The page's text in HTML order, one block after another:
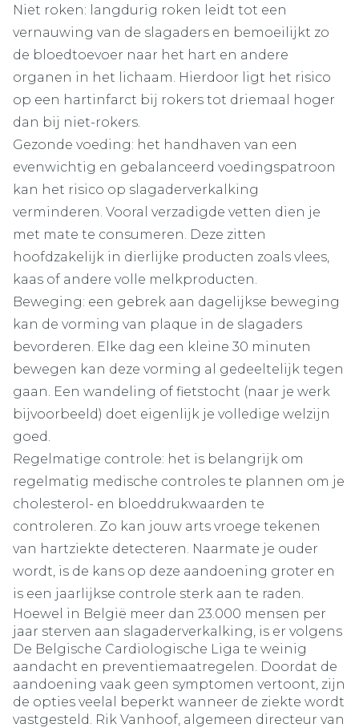
Niet roken: langdurig roken leidt tot een
vernauwing van de slagaders en bemoeilijkt zo
de bloedtoevoer naar het hart en andere
organen in het lichaam. Hierdoor ligt het risico
op een hartinfarct bij rokers tot driemaal hoger
dan bij niet-rokers.
Gezonde voeding: het handhaven van een
evenwichtig en gebalanceerd voedingspatroon
kan het risico op slagaderverkalking
verminderen. Vooral verzadigde vetten dien je
met mate te consumeren. Deze zitten
hoofdzakelijk in dierlijke producten zoals vlees,
kaas of andere volle melkproducten.
Beweging: een gebrek aan dagelijkse beweging
kan de vorming van plaque in de slagaders
bevorderen. Elke dag een kleine 30 minuten
bewegen kan deze vorming al gedeeltelijk tegen
gaan. Een wandeling of fietstocht (naar je werk
bijvoorbeeld) doet eigenlijk je volledige welzijn
goed.
Regelmatige controle: het is belangrijk om
regelmatig medische controles te plannen om je
cholesterol- en bloeddrukwaarden te
controleren. Zo kan jouw arts vroege tekenen
van hartziekte detecteren. Naarmate je ouder
wordt, is de kans op deze aandoening groter en
is een jaarlijkse controle sterk aan te raden.
Hoewel in België meer dan 23.000 mensen per
jaar sterven aan slagaderverkalking, is er volgens
De Belgische Cardiologische Liga te weinig
aandacht en preventiemaatregelen. Doordat de
aandoening vaak geen symptomen vertoont, zijn
de opties veelal beperkt wanneer de ziekte wordt
vastgesteld. Rik Vanhoof, algemeen directeur van